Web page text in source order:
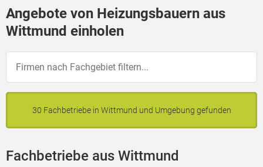
Angebote von Heizungsbauern aus
Wittmund einholen
30 Fachbetriebe in Wittmund und Umgebung gefunden
Fachbetriebe aus Wittmund